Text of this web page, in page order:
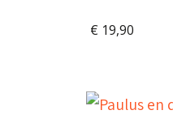
€ 19,90